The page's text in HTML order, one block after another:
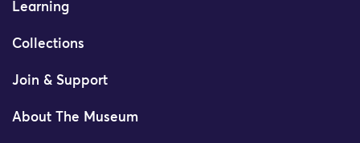
Learning
Collections
Join & Support
About The Museum